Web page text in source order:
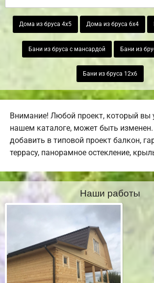
Дома из бруса 4х5 Дома из бруса 6х4
Бани из бруса с мансардой Бани из
Бани из бруса 12х6
Внимание! Любой проект, который вы
нашем каталоге, может быть
добавить в типовой проект балкон,
террасу, панорамное остекление,
Наши работы